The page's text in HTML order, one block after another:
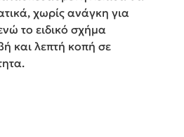
χωρίς ανάγκη για
το ειδικό σχήμα
και λεπτή κοπή σε